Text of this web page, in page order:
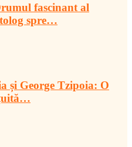
fascinant al
spre…
și George Tzipoia: O